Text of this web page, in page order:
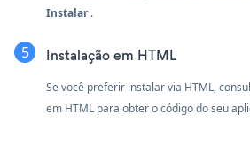
Instalar.
Instalação em HTML
Se você preferir instalar via HTML,
em HTML para obter o código do seu